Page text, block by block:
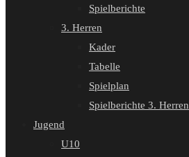
Spielberichte
3. Herren
Kader
Tabelle
Spielplan
Spielberichte 3. Herren
Jugend
U10